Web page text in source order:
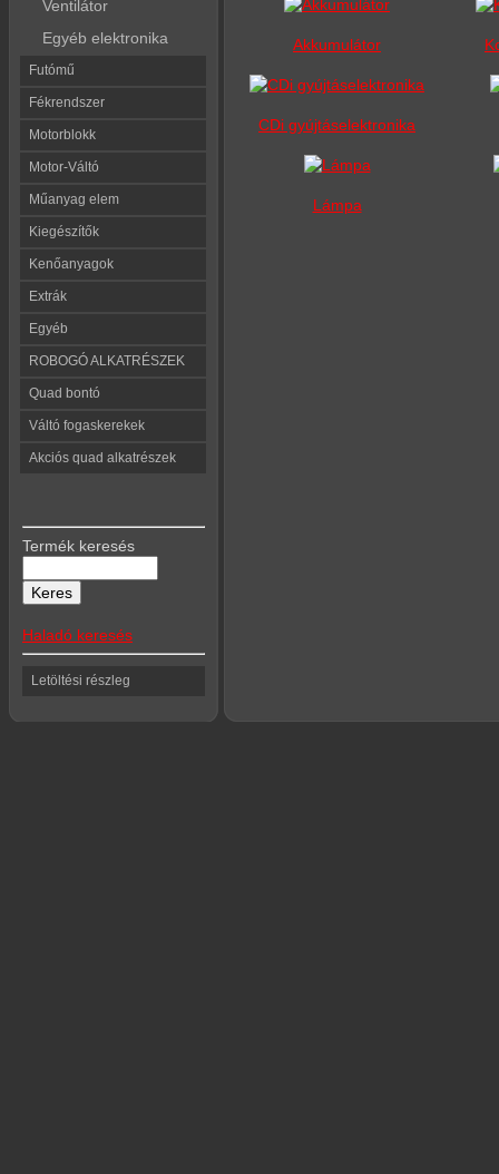
Ventilátor
Egyéb elektronika
Futómű
Fékrendszer
Motorblokk
Motor-Váltó
Műanyag elem
Kiegészítők
Kenőanyagok
Extrák
Egyéb
ROBOGÓ ALKATRÉSZEK
Quad bontó
Váltó fogaskerekek
Akciós quad alkatrészek
Termék keresés
Haladó keresés
Letöltési részleg
Akkumulátor
CDi gyújtáselektronika
Lámpa